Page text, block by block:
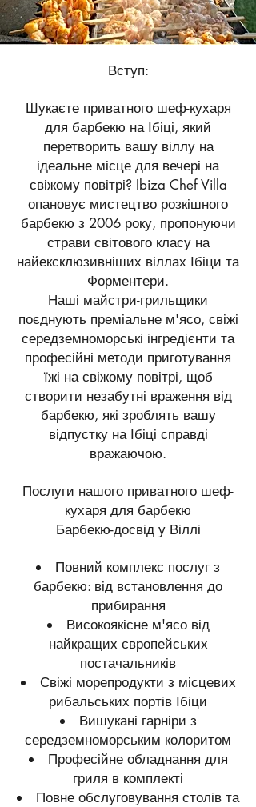
Вступ:
Шукаєте приватного шеф-кухаря
для барбекю на Ібіці, який
перетворить вашу віллу на
ідеальне місце для вечері на
свіжому повітрі? Ibiza Chef Villa
опановує мистецтво розкішного
барбекю з 2006 року, пропонуючи
страви світового класу на
найексклюзивніших віллах Ібіци та
Форментери.
Наші майстри-грильщики
поєднують преміальне м'ясо, свіжі
середземноморські інгредієнти та
професійні методи приготування
їжі на свіжому повітрі, щоб
створити незабутні враження від
барбекю, які зроблять вашу
відпустку на Ібіці справді
вражаючою.
Послуги нашого приватного шеф-
кухаря для барбекю
Барбекю-досвід у Віллі
Повний комплекс послуг з
барбекю: від встановлення до
прибирання
Високоякісне м'ясо від
найкращих європейських
постачальників
Свіжі морепродукти з місцевих
рибальських портів Ібіци
Вишукані гарніри з
середземноморським колоритом
Професійне обладнання для
гриля в комплекті
Повне обслуговування столів та